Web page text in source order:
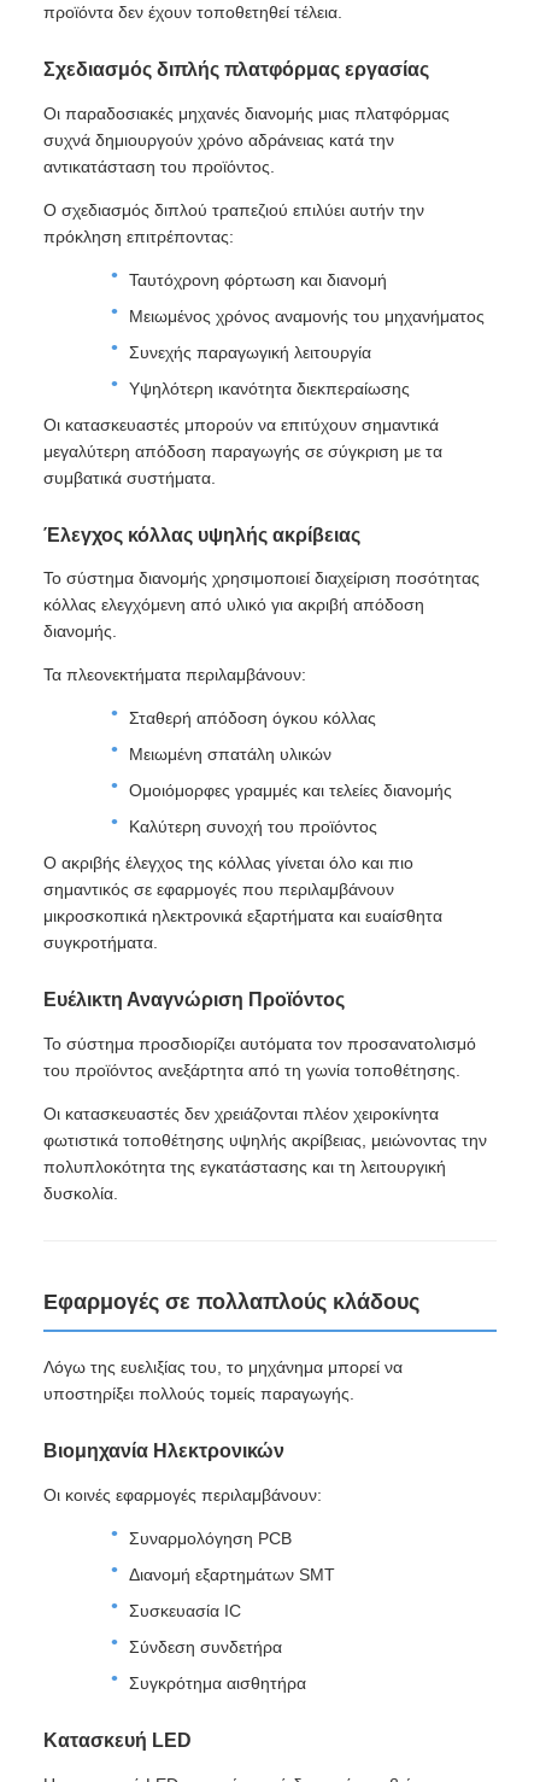
προϊόντα δεν έχουν τοποθετηθεί τέλεια.
Σχεδιασμός διπλής πλατφόρμας εργασίας
Οι παραδοσιακές μηχανές διανομής μιας πλατφόρμας
συχνά δημιουργούν χρόνο αδράνειας κατά την
αντικατάσταση του προϊόντος.
Ο σχεδιασμός διπλού τραπεζιού επιλύει αυτήν την
πρόκληση επιτρέποντας:
Ταυτόχρονη φόρτωση και διανομή
Μειωμένος χρόνος αναμονής του μηχανήματος
Συνεχής παραγωγική λειτουργία
Υψηλότερη ικανότητα διεκπεραίωσης
Οι κατασκευαστές μπορούν να επιτύχουν σημαντικά
μεγαλύτερη απόδοση παραγωγής σε σύγκριση με τα
συμβατικά συστήματα.
Έλεγχος κόλλας υψηλής ακρίβειας
Το σύστημα διανομής χρησιμοποιεί διαχείριση ποσότητας
κόλλας ελεγχόμενη από υλικό για ακριβή απόδοση
διανομής.
Τα πλεονεκτήματα περιλαμβάνουν:
Σταθερή απόδοση όγκου κόλλας
Μειωμένη σπατάλη υλικών
Ομοιόμορφες γραμμές και τελείες διανομής
Καλύτερη συνοχή του προϊόντος
Ο ακριβής έλεγχος της κόλλας γίνεται όλο και πιο
σημαντικός σε εφαρμογές που περιλαμβάνουν
μικροσκοπικά ηλεκτρονικά εξαρτήματα και ευαίσθητα
συγκροτήματα.
Ευέλικτη Αναγνώριση Προϊόντος
Το σύστημα προσδιορίζει αυτόματα τον προσανατολισμό
του προϊόντος ανεξάρτητα από τη γωνία τοποθέτησης.
Οι κατασκευαστές δεν χρειάζονται πλέον χειροκίνητα
φωτιστικά τοποθέτησης υψηλής ακρίβειας, μειώνοντας την
πολυπλοκότητα της εγκατάστασης και τη λειτουργική
δυσκολία.
Εφαρμογές σε πολλαπλούς κλάδους
Λόγω της ευελιξίας του, το μηχάνημα μπορεί να
υποστηρίξει πολλούς τομείς παραγωγής.
Βιομηχανία Ηλεκτρονικών
Οι κοινές εφαρμογές περιλαμβάνουν:
Συναρμολόγηση PCB
Διανομή εξαρτημάτων SMT
Συσκευασία IC
Σύνδεση συνδετήρα
Συγκρότημα αισθητήρα
Κατασκευή LED